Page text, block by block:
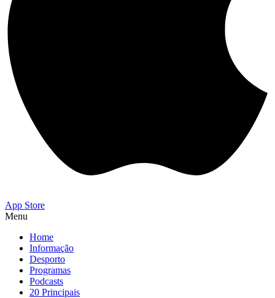
App Store
Menu
Home
Informação
Desporto
Programas
Podcasts
20 Principais